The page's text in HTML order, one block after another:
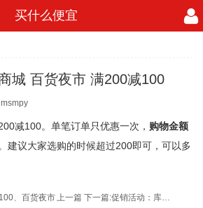
买什么便宜
城 百货夜市 满200减100
msmpy
减100。单笔订单只优惠一次， 购物金额
。建议大家选购的时候超过200即可，可以多
、 百货夜市上一篇 下一篇: 促销活动：库巴网 超级夜总惠 2折起 今晚8点